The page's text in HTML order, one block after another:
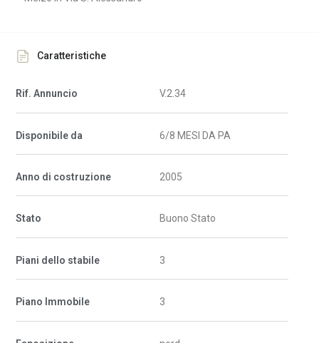
Caratteristiche
Rif. Annuncio V.2.34
Disponibile da 6/8 MESI DA PA
Anno di costruzione 2005
Stato Buono Stato
Piani dello stabile 3
Piano Immobile 3